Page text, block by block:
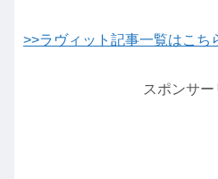
>>ラヴィット記事一覧はこち
スポンサー